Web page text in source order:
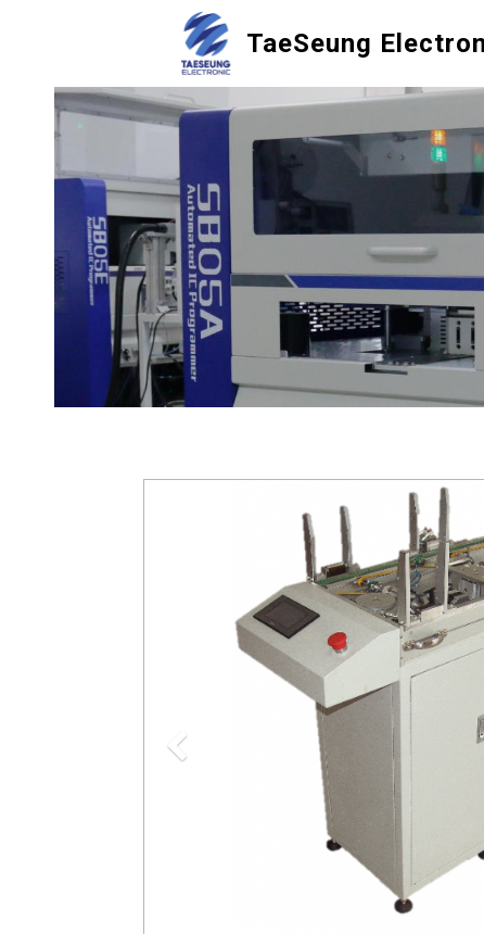
TaeSeung
Previous